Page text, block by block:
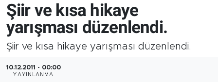
Şiir ve kısa hikaye
yarışması düzenlendi.
Şiir ve kısa hikaye yarışması düzenlendi.
10.12.2011 - 00:00
YAYINLANMA
Türkiye
Sağlık